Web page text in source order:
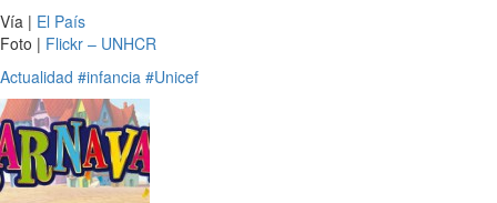
Vía | El País
Foto | Flickr – UNHCR
Actualidad #infancia #Unicef